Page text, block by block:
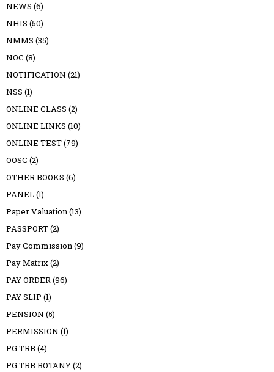
NEWS (6)
NHIS (50)
NMMS (35)
NOC (8)
NOTIFICATION (21)
NSS (1)
ONLINE CLASS (2)
ONLINE LINKS (10)
ONLINE TEST(79)
OOSC (2)
OTHER BOOKS (6)
PANEL(1)
Paper Valuation(13)
PASSPORT(2)
Pay Commission(9)
Pay Matrix(2)
PAY ORDER(96)
PAY SLIP (1)
PENSION (5)
PERMISSION (1)
PG TRB (4)
PG TRB BOTANY(2)